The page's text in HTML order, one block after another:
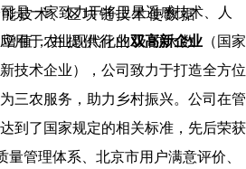
技术、区块链技术使数据
值，并提供行业级的大数
是一家致力于将卫星遥感技术、人
用于农业现代化的双高新企业 （国家
技术企业），公司致力于打造全方位
三农服务，助力乡村振兴。公司在管
到了国家规定的相关标准，先后荣获
量管理体系、北京市用户满意评价、